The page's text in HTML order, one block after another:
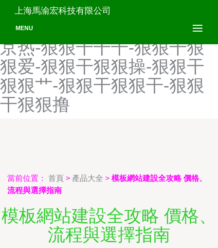
狠狠干成人AB-狠狠干大香
蕉-狠狠干第123页-狠狠干东
京热-狠狠干干干-狠狠干狠
狠爱-狠狠干狠狠操-狠狠干
狠狠艹-狠狠干狠狠干-狠狠
干狠狠撸
上海馬渝宏科技有限公司
MENU
當前位置： 首頁 > 產品大全 > 模板網站建設全攻略 價格、
流程與選擇指南
模板網站建設全攻略 價格、
流程與選擇指南